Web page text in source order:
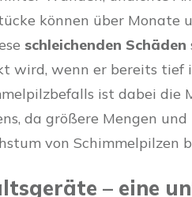
können über Monate
schleichenden Schäden
wird, wenn er bereits tief
ist dabei die
da größere Mengen
von Schimmelpilzen
– eine